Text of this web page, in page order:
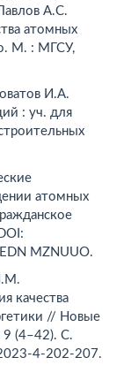
А.С.
атомных
М. : МГСУ,
И.А.
: уч. для
атомных
MZNUUO.
качества
// Новые
9 (4–42). С.
4-202-207.